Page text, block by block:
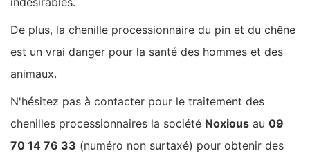
De plus, la chenille processionnaire du pin et du chêne
est un vrai danger pour la santé des hommes et des
animaux.
N'hésitez pas à contacter pour le traitement des
chenilles processionnaires la société Noxious au 09
70 14 76 33 (numéro non surtaxé) pour obtenir des